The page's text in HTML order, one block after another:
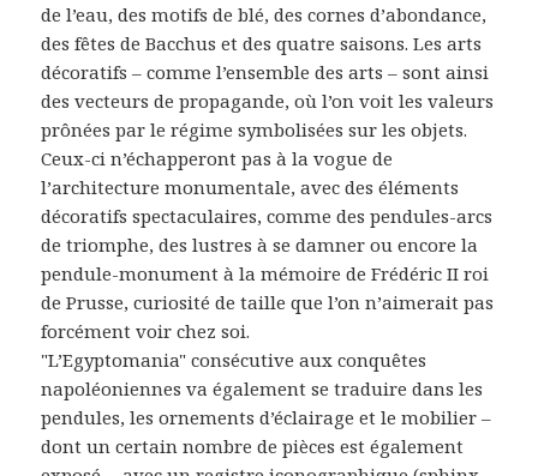
de l’eau, des motifs de blé, des cornes d’abondance,
des fêtes de Bacchus et des quatre saisons. Les arts
décoratifs – comme l’ensemble des arts – sont ainsi
des vecteurs de propagande, où l’on voit les valeurs
prônées par le régime symbolisées sur les objets.
Ceux-ci n’échapperont pas à la vogue de
l’architecture monumentale, avec des éléments
décoratifs spectaculaires, comme des pendules-arcs
de triomphe, des lustres à se damner ou encore la
pendule-monument à la mémoire de Frédéric II roi
de Prusse, curiosité de taille que l’on n’aimerait pas
forcément voir chez soi.
"L’Egyptomania" consécutive aux conquêtes
napoléoniennes va également se traduire dans les
pendules, les ornements d’éclairage et le mobilier –
dont un certain nombre de pièces est également